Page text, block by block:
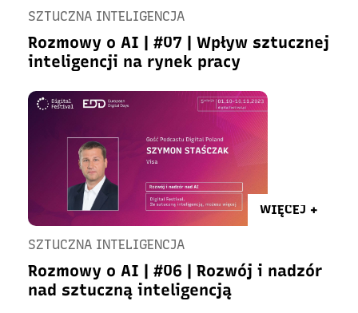
SZTUCZNA INTELIGENCJA
Rozmowy o AI | #07 | Wpływ sztucznej
inteligencji na rynek pracy
WIĘCEJ +
SZTUCZNA INTELIGENCJA
Rozmowy o AI | #06 | Rozwój i nadzór
nad sztuczną inteligencją